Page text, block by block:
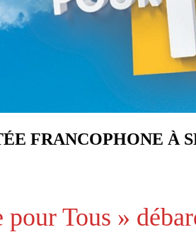
FRANCOPHONE À
Tous »